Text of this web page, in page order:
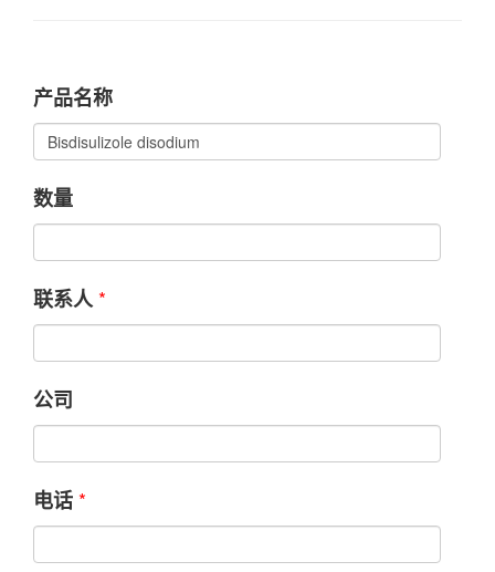
产品名称
数量
联系人 *
公司
电话 *